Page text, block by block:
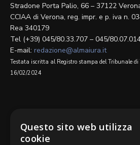
Stradone Porta Palio, 66 – 37122
CCIAA di Verona, reg. impr. e p. iva n.
Rea 340179
Tel (+39) 045/80.33.707 – 045/
E-mail: redazione@almaiura.it
Testata iscritta al Registro stampa del Tribunale
16/02/2024
Questo sito web utilizza
cookie